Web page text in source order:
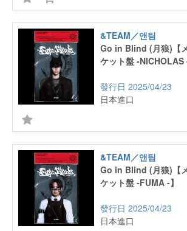
&TEAM／앤팀
Go in Blind (月狼)【
ケット盤 -NICHOLAS
2025/04/23
日本進口
&TEAM／앤팀
Go in Blind (月狼)【
ケット盤 -FUMA -】
2025/04/23
日本進口